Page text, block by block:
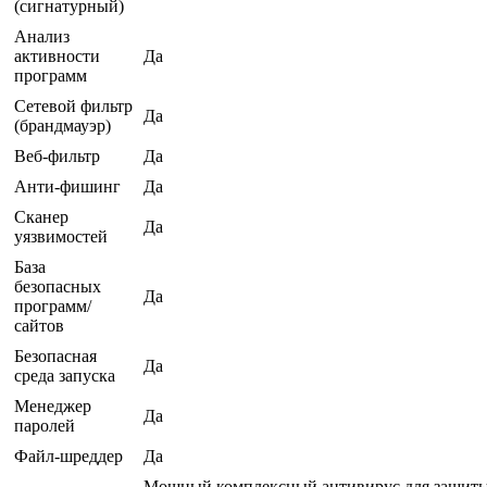
(сигнатурный)
Анализ
активности
программ
Да
Сетевой фильтр
(брандмауэр)
Да
Веб-фильтр
Да
Анти-фишинг
Да
Сканер
уязвимостей
Да
База
безопасных
программ/
сайтов
Да
Безопасная
среда запуска
Да
Менеджер
паролей
Да
Файл-шреддер Да